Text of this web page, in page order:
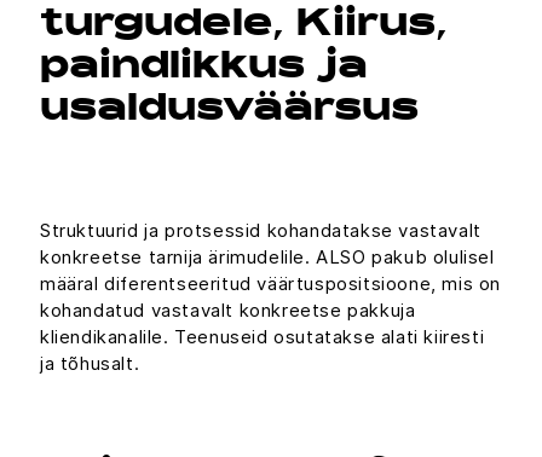
turgudele, Kiirus,
paindlikkus ja
usaldusväärsus
Struktuurid ja protsessid kohandatakse vastavalt
konkreetse tarnija ärimudelile. ALSO pakub olulisel
määral diferentseeritud väärtuspositsioone, mis on
kohandatud vastavalt konkreetse pakkuja
kliendikanalile. Teenuseid osutatakse alati kiiresti
ja tõhusalt.